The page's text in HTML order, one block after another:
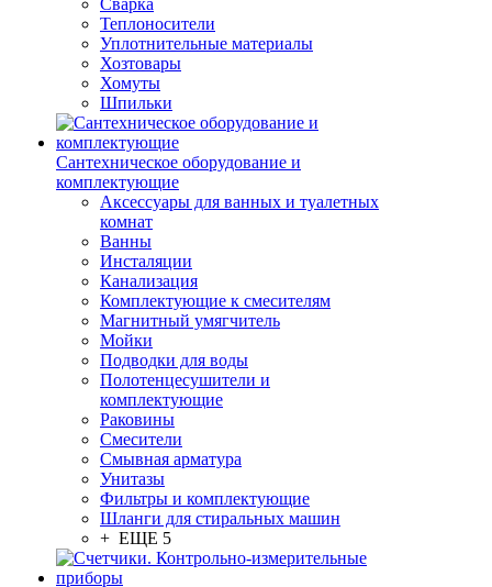
Сварка
Теплоносители
Уплотнительные материалы
Хозтовары
Хомуты
Шпильки
Сантехническое оборудование и
комплектующие
Аксессуары для ванных и туалетных
комнат
Ванны
Инсталяции
Канализация
Комплектующие к смесителям
Магнитный умягчитель
Мойки
Подводки для воды
Полотенцесушители и
комплектующие
Раковины
Смесители
Смывная арматура
Унитазы
Фильтры и комплектующие
Шланги для стиральных машин
+ ЕЩЕ 5